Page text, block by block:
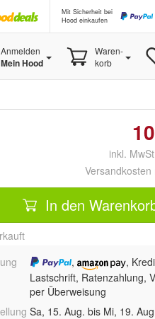
Mit Sicherheit bei
Hood einkaufen
Anmelden
Mein Hood
Waren-
korb
inkl.
In den
,
,
Lastschrift, Ratenzahlung,
per Überweisung
Sa, 15. Aug. bis Mi, 19.